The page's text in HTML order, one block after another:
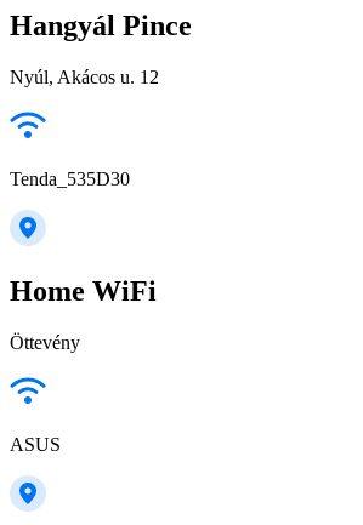
Hangyál Pince
Nyúl, Akácos u. 12
Tenda_535D30
Home WiFi
Öttevény
ASUS